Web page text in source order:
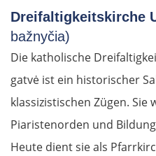
Dreifaltigkeitskirche
bažnyčia)
Die katholische
gatvė ist ein historischer
klassizistischen Zügen. Sie
Piaristenorden und
Heute dient sie als